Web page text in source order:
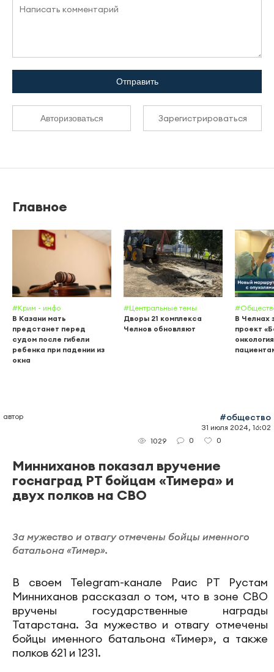
Отправить
Авторизоваться Зарегистрироваться
Главное
#Крим - инфо
В Казани мать
предстанет перед
судом после гибели
ребенка при падении из
окна
#Центральные темы
Дворы 21 комплекса
Челнов обновляют
В Челнах
проект
автор #общество
31 июля 2024, 16:02
1029
0 0
Минниханов показал вручение
госнаград РТ бойцам «Тимера» и
двух полков на СВО
За мужество и отвагу отмечены бойцы именного
батальона «Тимер».
В своем Telegram-канале Раис РТ Рустам
Минниханов рассказал о том, что в зоне СВО
вручены государственные награды
Татарстана. За мужество и отвагу отмечены
бойцы именного батальона «Тимер», а также
полков 621 и 1231.